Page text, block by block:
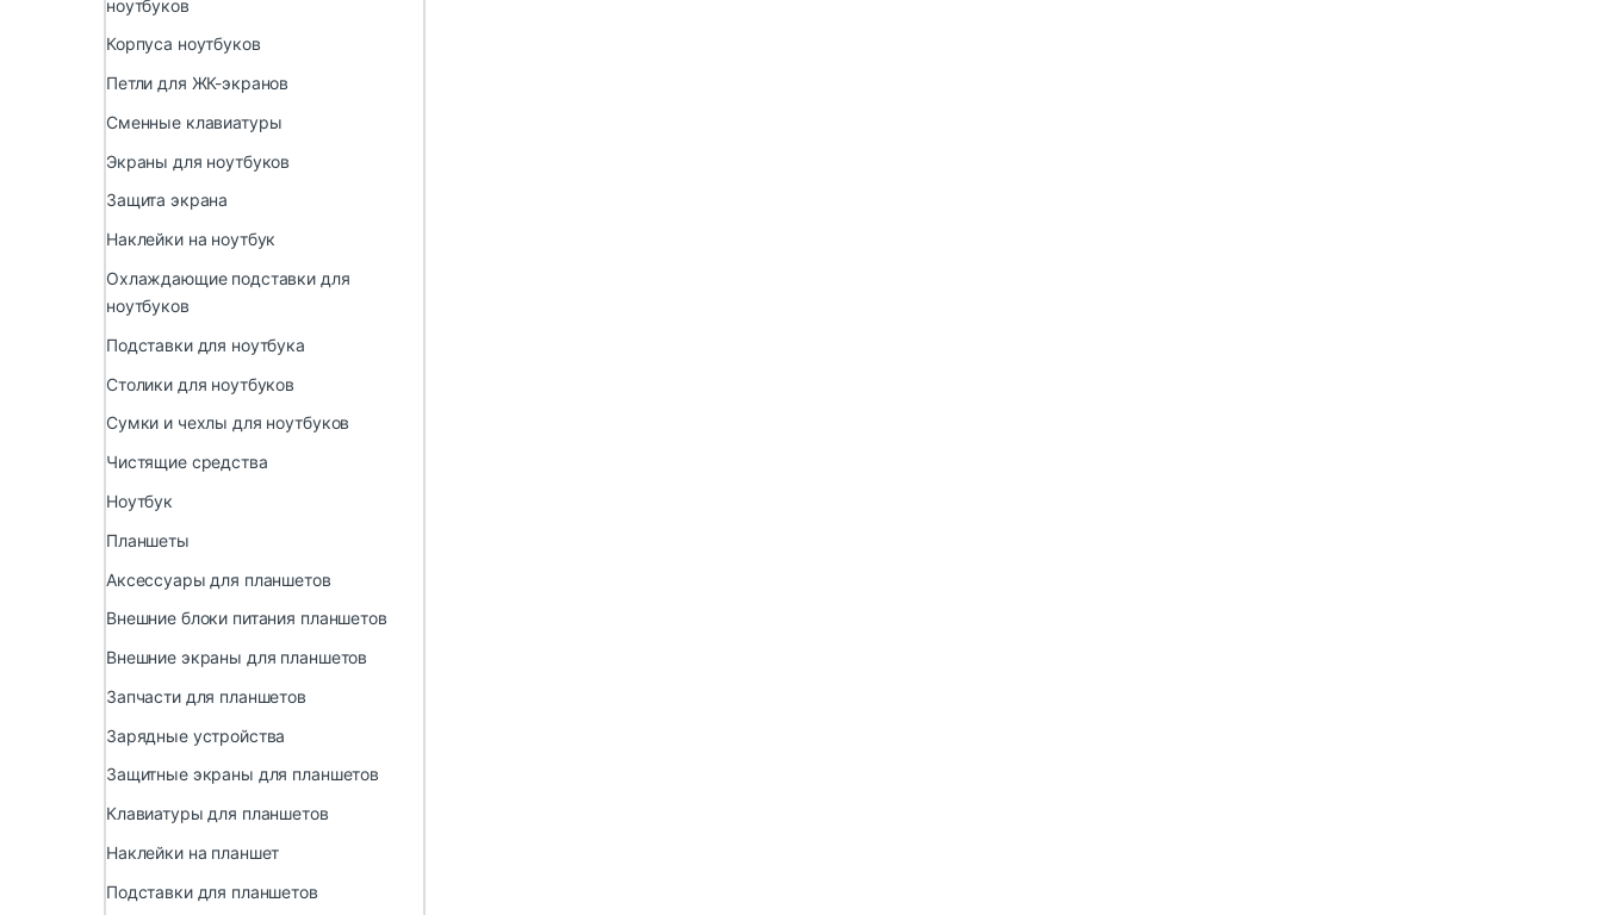
ноутбуков
Корпуса ноутбуков
Петли для ЖК-экранов
Сменные клавиатуры
Экраны для ноутбуков
Защита экрана
Наклейки на ноутбук
Охлаждающие подставки для
ноутбуков
Подставки для ноутбука
Столики для ноутбуков
Сумки и чехлы для ноутбуков
Чистящие средства
Ноутбук
Планшеты
Аксессуары для планшетов
Внешние блоки питания планшетов
Внешние экраны для планшетов
Запчасти для планшетов
Зарядные устройства
Защитные экраны для планшетов
Клавиатуры для планшетов
Наклейки на планшет
Подставки для планшетов